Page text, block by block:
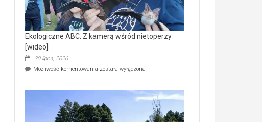
Ekologiczne ABC. Z kamerą wśród nietoperzy
[wideo]
30 lipca, 2026
Możliwość komentowania Ekologiczne
wśród
nietoperzy
[wideo]
została wyłączona